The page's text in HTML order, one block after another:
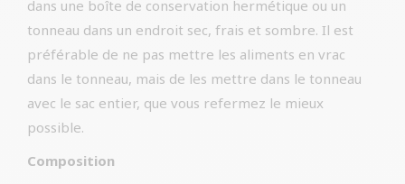
dans une boîte de conservation hermétique ou un
tonneau dans un endroit sec, frais et sombre. Il est
préférable de ne pas mettre les aliments en vrac
dans le tonneau, mais de les mettre dans le tonneau
avec le sac entier, que vous refermez le mieux
possible.
Composition